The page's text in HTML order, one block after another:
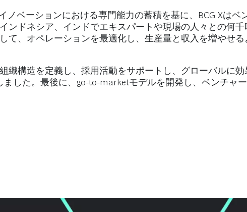
ノベーションにおける専門能力の蓄積を基に、BCG Xはベ
ンドネシア、インドでエキスパートや現場の人々との何千
て、オペレーションを最適化し、生産量と収入を増やせる
構造を定義し、採用活動をサポートし、グローバルに効
した。最後に、go-to-marketモデルを開発し、ベンチャ